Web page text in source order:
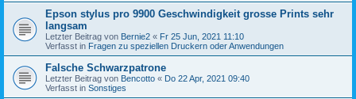
Epson stylus pro 9900 Geschwindigkeit grosse Prints sehr
langsam
Letzter Beitrag von Bernie2 « Fr 25 Jun, 2021 11:10
Verfasst in Fragen zu speziellen Druckern oder Anwendungen
Falsche Schwarzpatrone
Letzter Beitrag von Bencotto « Do 22 Apr, 2021 09:40
Verfasst in Sonstiges